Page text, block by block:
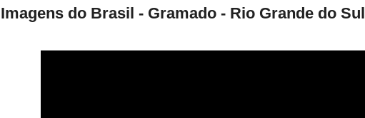
Imagens do Brasil - Gramado - Rio Grande do Sul